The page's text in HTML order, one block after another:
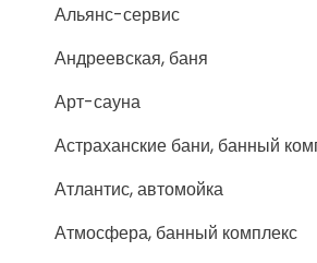
Альянс-сервис
Андреевская, баня
Арт-сауна
Астраханские бани, банный
Атлантис, автомойка
Атмосфера, банный комплекс